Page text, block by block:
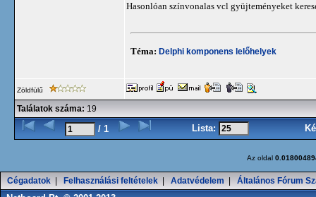
Hasonlóan színvonalas vcl gyüjteményeket
Téma: Delphi komponens lelőhelyek
Zöldfülű
Találatok száma: 19
/ 1 Lista:
Az oldal
Cégadatok Felhasználási feltételek Adatvédelem Általános Fórum